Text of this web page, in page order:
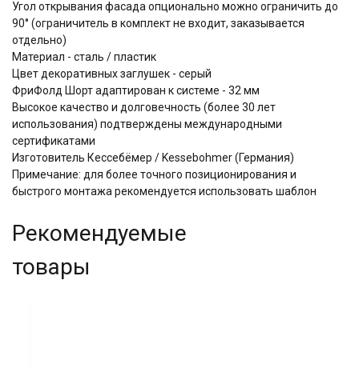
Угол открывания фасада опционально можно ограничить до
90° (ограничитель в комплект не входит, заказывается
отдельно)
Материал - сталь / пластик
Цвет декоративных заглушек - серый
ФриФолд Шорт адаптирован к системе - 32 мм
Высокое качество и долговечность (более 30 лет
использования) подтверждены международными
сертификатами
Изготовитель Кессебёмер / Kessebohmer (Германия)
Примечание: для более точного позиционирования и
быстрого монтажа рекомендуется использовать шаблон
Рекомендуемые
товары